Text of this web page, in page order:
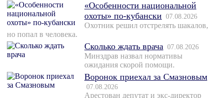
«Особенности национальной
охоты» по-кубански 07.08.2026
Охотник решил отстрелять шакалов,
но попал в человека.
Сколько ждать врача 07.08.2026
Минздрав назвал нормативы
ожидания скорой помощи.
Воронок приехал за Смазновым
07.08.2026
Арестован депутат и экс-директор